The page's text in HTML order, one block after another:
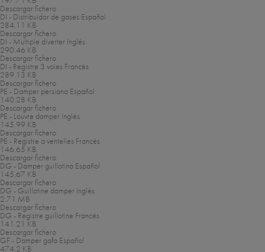
Descargar fichero
DI - Distribuidor de gases Español
284.11 KB
Descargar fichero
DI - Multiple diverter Inglés
290.46 KB
Descargar fichero
DI - Registre 3 voies Francés
289.13 KB
Descargar fichero
PE - Damper persiana Español
140.28 KB
Descargar fichero
PE - Louvre damper Inglés
145.99 KB
Descargar fichero
PE - Registre a ventelles Francés
146.65 KB
Descargar fichero
DG - Damper guillotina Español
145.67 KB
Descargar fichero
DG - Guillotine damper Inglés
2.71 MB
Descargar fichero
DG - Registre guillotine Francés
141.21 KB
Descargar fichero
GF - Damper gafa Español
474.2 KB